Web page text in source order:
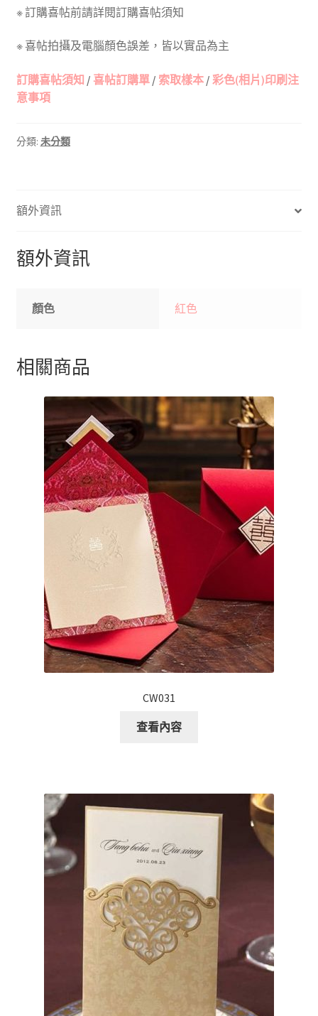
※ 訂購喜帖前請詳閱訂購喜帖須知
※ 喜帖拍攝及電腦顏色誤差，皆以實品為主
訂購喜帖須知 / 喜帖訂購單/ 索取樣本/ 彩色(相片)印刷注
意事項
分類: 未分類
額外資訊
額外資訊
顏色 紅色
相關商品
CW031
查看內容